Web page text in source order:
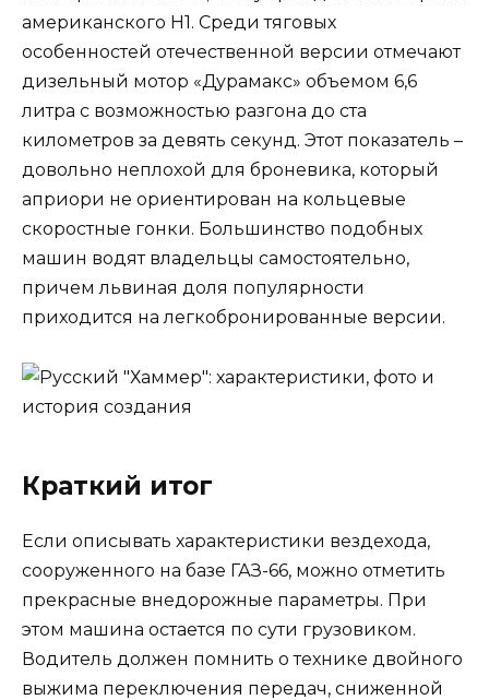
американского Н1. Среди тяговых
особенностей отечественной версии отмечают
дизельный мотор «Дурамакс» объемом 6,6
литра с возможностью разгона до ста
километров за девять секунд. Этот показатель –
довольно неплохой для броневика, который
априори не ориентирован на кольцевые
скоростные гонки. Большинство подобных
машин водят владельцы самостоятельно,
причем львиная доля популярности
приходится на легкобронированные версии.
Краткий итог
Если описывать характеристики вездехода,
сооруженного на базе ГАЗ-66, можно отметить
прекрасные внедорожные параметры. При
этом машина остается по сути грузовиком.
Водитель должен помнить о технике двойного
выжима переключения передач, сниженной